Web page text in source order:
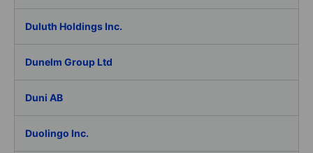
Duluth Holdings Inc.
Dunelm Group Ltd
Duni AB
Duolingo Inc.